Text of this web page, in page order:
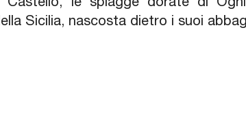
le spiagge dorate di
Sicilia, nascosta dietro i suoi